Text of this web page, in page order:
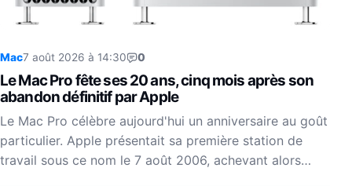
Mac7 août 2026 à 14:30 0
Le Mac Pro fête ses 20 ans, cinq mois après son
abandon définitif par Apple
Le Mac Pro célèbre aujourd'hui un anniversaire au goût
particulier. Apple présentait sa première station de
travail sous ce nom le 7 août 2006, achevant alors…